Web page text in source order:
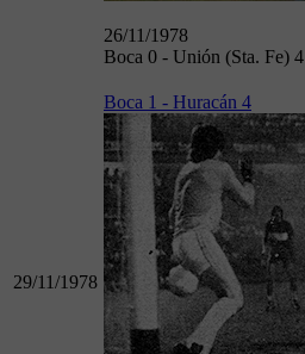
26/11/1978
Boca 0 - Unión (Sta. Fe) 4
29/11/1978
Boca 1 - Huracán 4